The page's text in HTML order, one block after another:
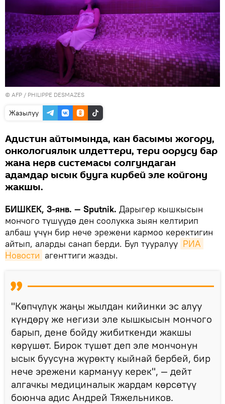
© AFP / PHILIPPE DESMAZES
Жазылуу
Адистин айтымында, кан басымы жогору,
онкологиялык илдеттери, тери оорусу бар
жана нерв системасы солгундаган
адамдар ысык бууга кирбей эле койгону
жакшы.
БИШКЕК, 3-янв. — Sputnik. Дарыгер кышкысын
мончого түшүүдө ден соолукка зыян келтирип
албаш үчүн бир нече эрежени кармоо керектигин
айтып, аларды санап берди. Бул тууралуу РИА
Новости агенттиги жазды.
"Көпчүлүк жаңы жылдан кийинки эс алуу
күндөрү же негизи эле кышкысын мончого
барып, дене бойду жибиткенди жакшы
көрүшөт. Бирок түшөт деп эле мончонун
ысык буусуна жүрөктү кыйнай бербей, бир
нече эрежени кармануу керек", — дейт
алгачкы медициналык жардам көрсөтүү
боюнча адис Андрей Тяжельников.